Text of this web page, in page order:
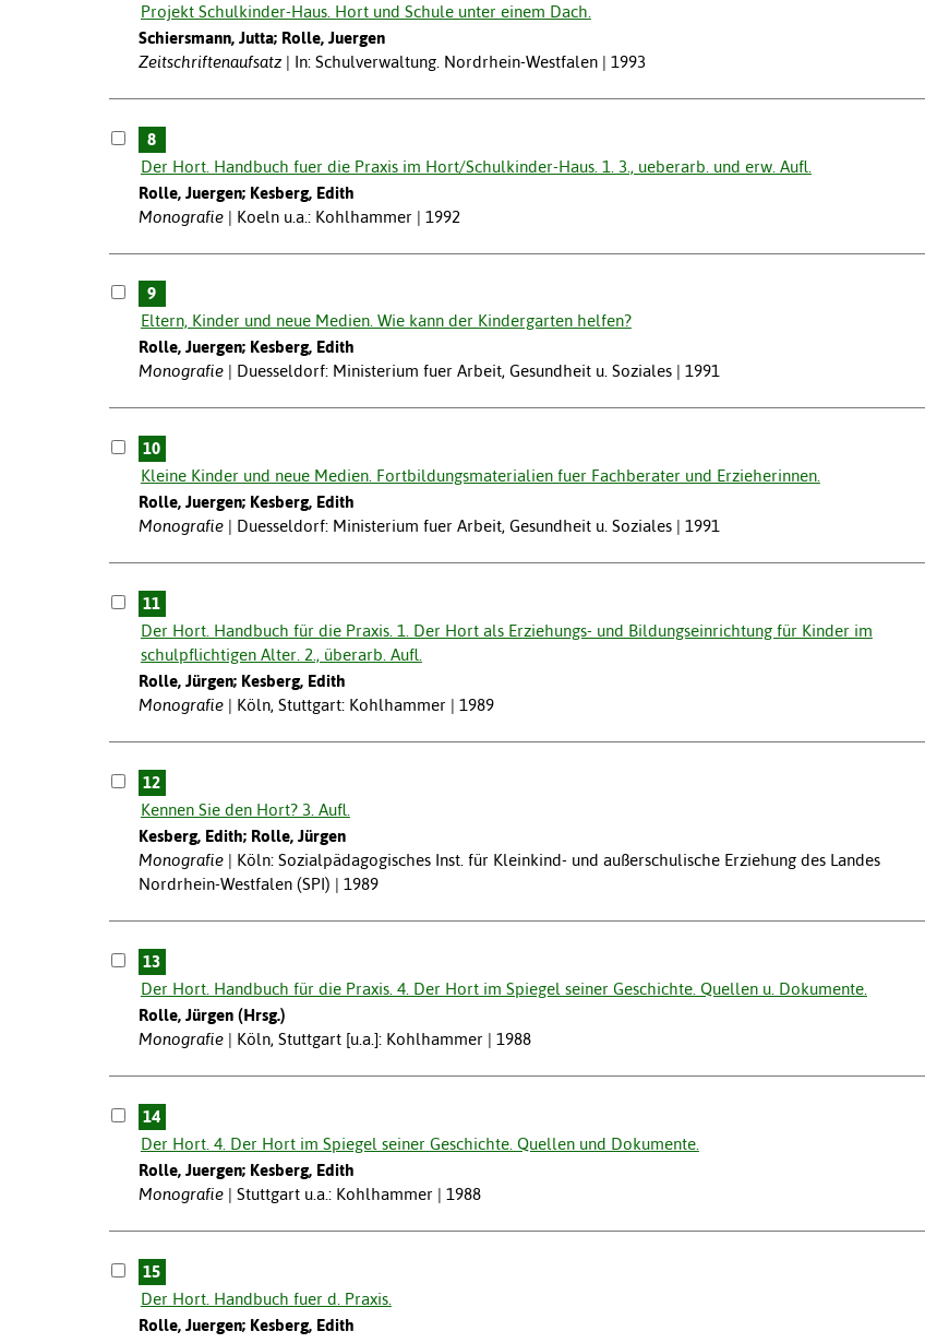
Projekt Schulkinder-Haus. Hort und Schule unter einem Dach.
Schiersmann, Jutta; Rolle, Juergen
Zeitschriftenaufsatz
In: Schulverwaltung. Nordrhein-Westfalen | 1993
8
Der Hort. Handbuch fuer die Praxis im Hort/Schulkinder-Haus. 1. 3., ueberarb. und erw. Aufl.
Rolle, Juergen; Kesberg, Edith
Monografie
Koeln u.a.: Kohlhammer | 1992
9
Eltern, Kinder und neue Medien. Wie kann der Kindergarten helfen?
Rolle, Juergen; Kesberg, Edith
Monografie
Duesseldorf: Ministerium fuer Arbeit, Gesundheit u. Soziales | 1991
10
Kleine Kinder und neue Medien. Fortbildungsmaterialien fuer Fachberater und Erzieherinnen.
Rolle, Juergen; Kesberg, Edith
Monografie
Duesseldorf: Ministerium fuer Arbeit, Gesundheit u. Soziales | 1991
11
Der Hort. Handbuch für die Praxis. 1. Der Hort als Erziehungs- und Bildungseinrichtung für Kinder im
schulpflichtigen Alter. 2., überarb. Aufl.
Rolle, Jürgen; Kesberg, Edith
Monografie
Köln, Stuttgart: Kohlhammer | 1989
12
Kennen Sie den Hort? 3. Aufl.
Kesberg, Edith; Rolle, Jürgen
Monografie
Köln: Sozialpädagogisches Inst. für Kleinkind- und außerschulische Erziehung des Landes
Nordrhein-Westfalen (SPI) | 1989
13
Der Hort. Handbuch für die Praxis. 4. Der Hort im Spiegel seiner Geschichte. Quellen u. Dokumente.
Rolle, Jürgen (Hrsg.)
Monografie
Köln, Stuttgart [u.a.]: Kohlhammer | 1988
14
Der Hort. 4. Der Hort im Spiegel seiner Geschichte. Quellen und Dokumente.
Rolle, Juergen; Kesberg, Edith
Monografie
Stuttgart u.a.: Kohlhammer | 1988
15
Der Hort. Handbuch fuer d. Praxis.
Rolle, Juergen; Kesberg, Edith